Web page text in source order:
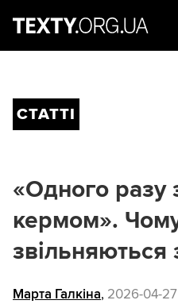
СТАТТІ
«Одного разу
кермом».
звільняються
Марта Галкіна, 2026-04-27